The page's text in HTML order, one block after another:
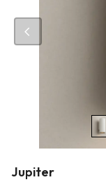
Jupiter